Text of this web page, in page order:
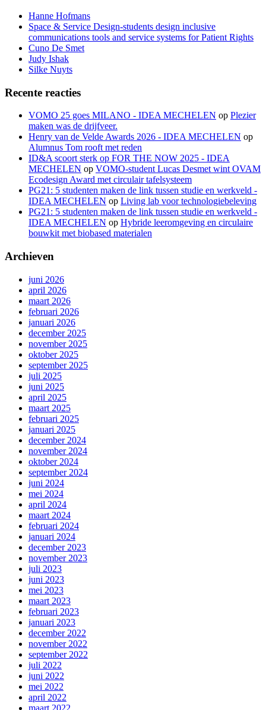
Hanne Hofmans
Space & Service Design-students design inclusive
communications tools and service systems for Patient Rights
Cuno De Smet
Judy Ishak
Silke Nuyts
Recente reacties
VOMO 25 goes MILANO - IDEA MECHELEN op Plezier
maken was de drijfveer.
Henry van de Velde Awards 2026 - IDEA MECHELEN op
Alumnus Tom rooft met reden
ID&A scoort sterk op FOR THE NOW 2025 - IDEA
MECHELEN op VOMO-student Lucas Desmet wint OVAM
Ecodesign Award met circulair tafelsysteem
PG21: 5 studenten maken de link tussen studie en werkveld -
IDEA MECHELEN op Living lab voor technologiebeleving
PG21: 5 studenten maken de link tussen studie en werkveld -
IDEA MECHELEN op Hybride leeromgeving en circulaire
bouwkit met biobased materialen
Archieven
juni 2026
april 2026
maart 2026
februari 2026
januari 2026
december 2025
november 2025
oktober 2025
september 2025
juli 2025
juni 2025
april 2025
maart 2025
februari 2025
januari 2025
december 2024
november 2024
oktober 2024
september 2024
juni 2024
mei 2024
april 2024
maart 2024
februari 2024
januari 2024
december 2023
november 2023
juli 2023
juni 2023
mei 2023
maart 2023
februari 2023
januari 2023
december 2022
november 2022
september 2022
juli 2022
juni 2022
mei 2022
april 2022
maart 2022